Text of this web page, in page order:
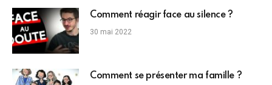
Comment réagir face au silence ?
30 mai 2022
Comment se présenter ma famille ?